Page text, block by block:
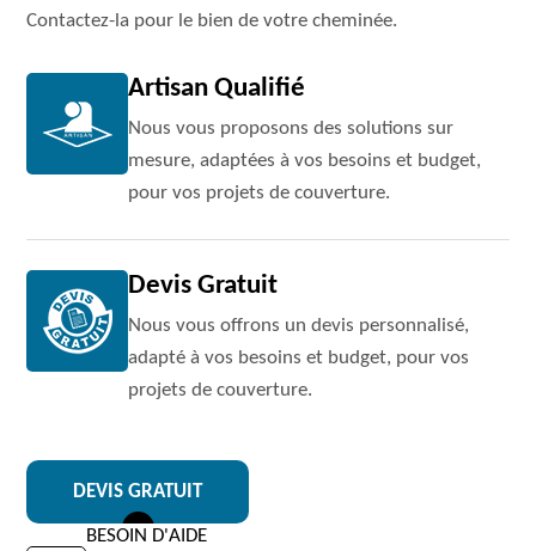
Contactez-la pour le bien de votre cheminée.
Artisan Qualifié
Nous vous proposons des solutions sur
mesure, adaptées à vos besoins et budget,
pour vos projets de couverture.
Devis Gratuit
Nous vous offrons un devis personnalisé,
adapté à vos besoins et budget, pour vos
projets de couverture.
DEVIS GRATUIT
BESOIN D'AIDE